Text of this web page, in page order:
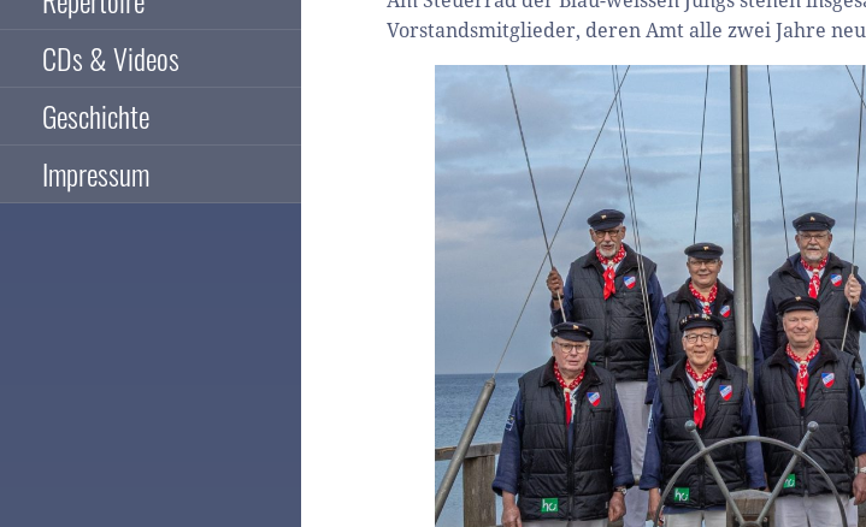
CDs & Videos
Geschichte
Impressum
Vorstandsmitglieder, deren Amt alle zwei Jahre